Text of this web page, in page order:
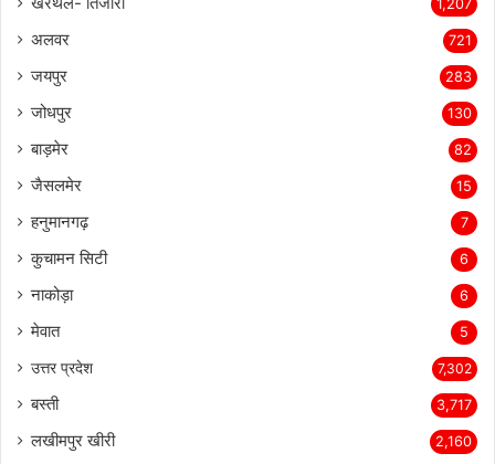
1,207
अलवर 721
जयपुर 283
जोधपुर 130
बाड़मेर 82
जैसलमेर 15
हनुमानगढ़ 7
कुचामन सिटी 6
नाकोड़ा 6
मेवात 5
उत्तर प्रदेश 7,302
बस्ती 3,717
लखीमपुर खीरी 2,160